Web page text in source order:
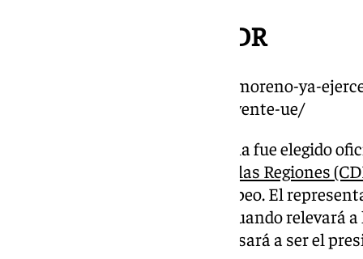
Vicepresidente del CDR
https://www.101tv.es/juanma-moreno-ya-
andalucia-es-region-mas-influyente-ue/
El pasado jueves, Moreno Bonilla fue elegido
Comité Europeo de las Regiones
por la sala del Parlamento europeo. El
hasta mediados del año 2027, cuando relevará
Partido Socialista Europeo, y pasará a ser el